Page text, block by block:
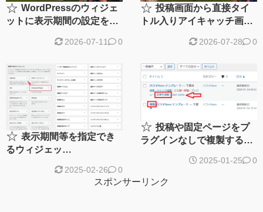
☆ WordPressのウィジェ
ットに表示期間の設定を追
2026-07-11 0
☆ 投稿画面から直接タイ
トル入りアイキャッチ画像
2026-07-28 0
☆ 表示期間等を指定でき
るウィジェッ
って実装してみた
2025-02-26 0
☆ 投稿や固定ページをプ
ラグインなしで複製する方
2025-01-25 0
スポンサーリンク